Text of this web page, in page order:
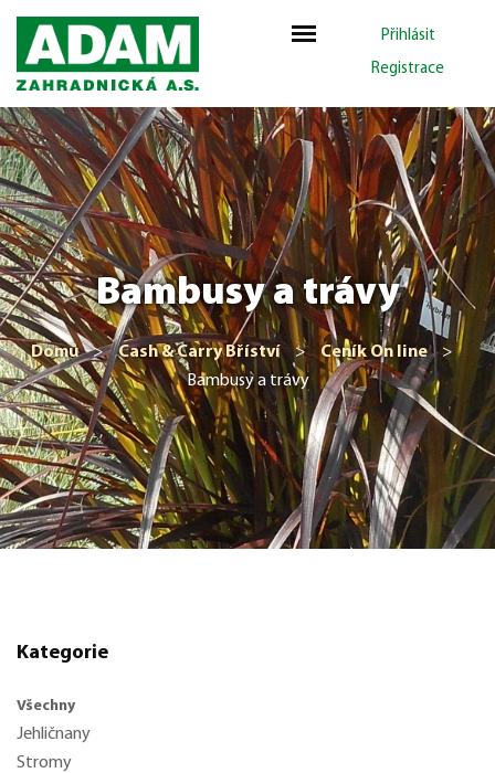
Přihlásit
Registrace
Bambusy a trávy
Domů > Cash & Carry Bříství > Ceník On line
>
Bambusy a trávy
Kategorie
Všechny
Jehličnany
Stromy